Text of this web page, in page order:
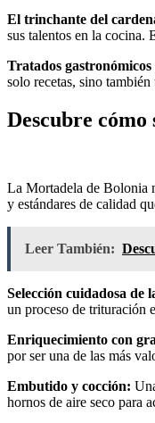
El trinchante del
sus talentos en la cocina.
Tratados gastronómicos
solo recetas, sino
Descubre
La Mortadela de Bolonia
y estándares de calidad
Leer También:
Selección cuidadosa de
un proceso de trituración
Enriquecimiento con
por ser una de las más
Embutido y cocción:
hornos de aire seco para